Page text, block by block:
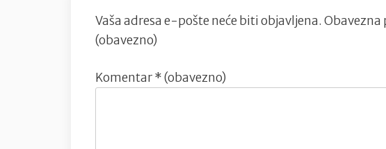
Vaša adresa e-pošte neće biti objavljena. Obavezna
(obavezno)
Komentar* (obavezno)